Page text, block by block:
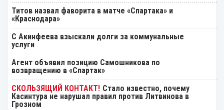
Титов назвал фаворита в матче «Спартака» и
«Краснодара»
С Акинфеева взыскали долги за коммунальные
услуги
Агент объявил позицию Самошникова по
возвращению в «Спартак»
Стало известно, почему
Касинтура не нарушал правил против Литвинова в
Грозном